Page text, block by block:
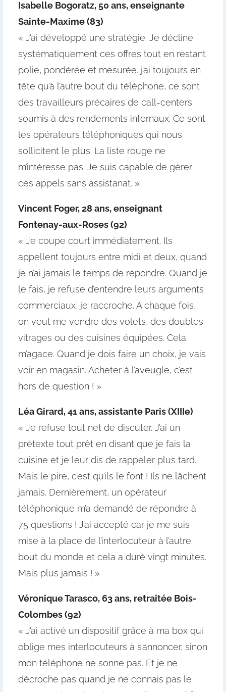
Isabelle Bogoratz, 50 ans, enseignante
Sainte-Maxime (83)
« J’ai développé une stratégie. Je décline
systématiquement ces offres tout en restant
polie, pondérée et mesurée. j’ai toujours en
tête qu’à l’autre bout du téléphone, ce sont
des travailleurs précaires de call-centers
soumis à des rendements infernaux. Ce sont
les opérateurs téléphoniques qui nous
sollicitent le plus. La liste rouge ne
m’intéresse pas. Je suis capable de gérer
ces appels sans assistanat. »
Vincent Foger,28 ans, enseignant
Fontenay-aux-Roses (92)
« Je coupe court immédiatement. Ils
appellent toujours entre midi et deux, quand
je n’ai jamais le temps de répondre. Quand je
le fais, je refuse d’entendre leurs arguments
commerciaux, je raccroche. A chaque fois,
on veut me vendre des volets, des doubles
vitrages ou des cuisines équipées. Cela
m’agace. Quand je dois faire un choix, je vais
voir en magasin. Acheter à l’aveugle, c’est
hors de question ! »
Léa Girard,41 ans, assistante Paris (XIIIe)
« Je refuse tout net de discuter. J’ai un
prétexte tout prêt en disant que je fais la
cuisine et je leur dis de rappeler plus tard.
Mais le pire, c’est qu’ils le font ! Ils ne lâchent
jamais. Dernièrement, un opérateur
téléphonique m’a demandé de répondre à
75 questions ! J’ai accepté car je me suis
mise à la place de l’interlocuteur à l’autre
bout du monde et cela a duré vingt minutes.
Mais plus jamais ! »
Véronique Tarasco,63 ans, retraitée Bois-
Colombes (92)
« J’ai activé un dispositif grâce à ma box qui
oblige mes interlocuteurs à s’annoncer, sinon
mon téléphone ne sonne pas. Et je ne
décroche pas quand je ne connais pas le